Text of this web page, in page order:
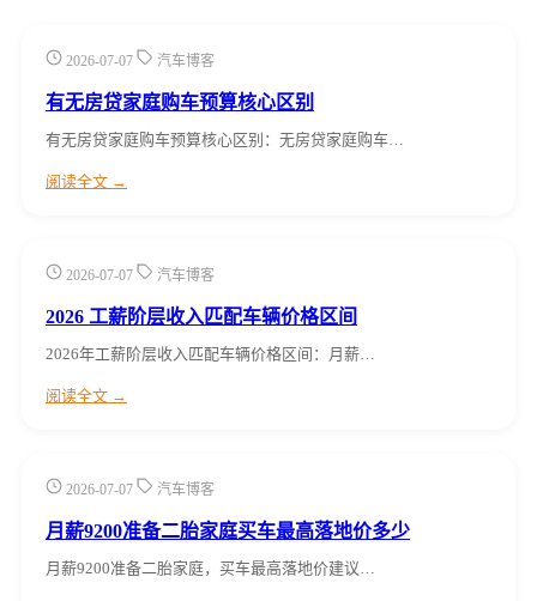
2026-07-07 汽车博客
有无房贷家庭购车预算核心区别
有无房贷家庭购车预算核心区别：无房贷家庭购车…
阅读全文 →
2026-07-07 汽车博客
2026 工薪阶层收入匹配车辆价格区间
2026年工薪阶层收入匹配车辆价格区间：月薪…
阅读全文 →
2026-07-07 汽车博客
月薪9200准备二胎家庭买车最高落地价多少
月薪9200准备二胎家庭，买车最高落地价建议…